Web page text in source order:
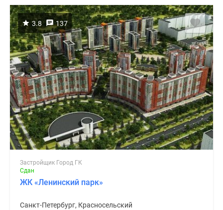
3.8 137
Застройщик Город ГК
Сдан
ЖК «Ленинский парк»
Санкт-Петербург, Красносельский